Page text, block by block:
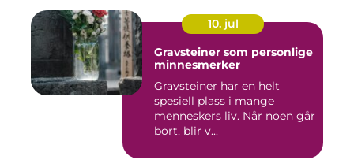
10. jul
Gravsteiner som personlige
minnesmerker
Gravsteiner har en helt
spesiell plass i mange
menneskers liv. Når noen går
bort, blir v...